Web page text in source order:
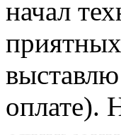
начал
оплате).